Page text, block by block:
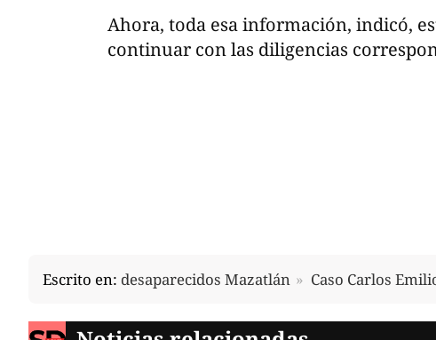
Ahora, toda esa información, indicó,
continuar con las diligencias
Escrito en: desaparecidos Mazatlán Caso Carlos